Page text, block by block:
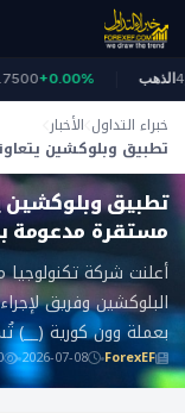
+0.00% الذهب
خبراء التداول الأخبار
تطبيق وبلوكشين
بوون كوري: تقرير
ForexEF
تطبيق وبلوكشين
مستقرة مدعومة
أعلنت شركة
البلوكشين وفريق
بعملة وون كورية (__)
ForexEF
2026-07-08